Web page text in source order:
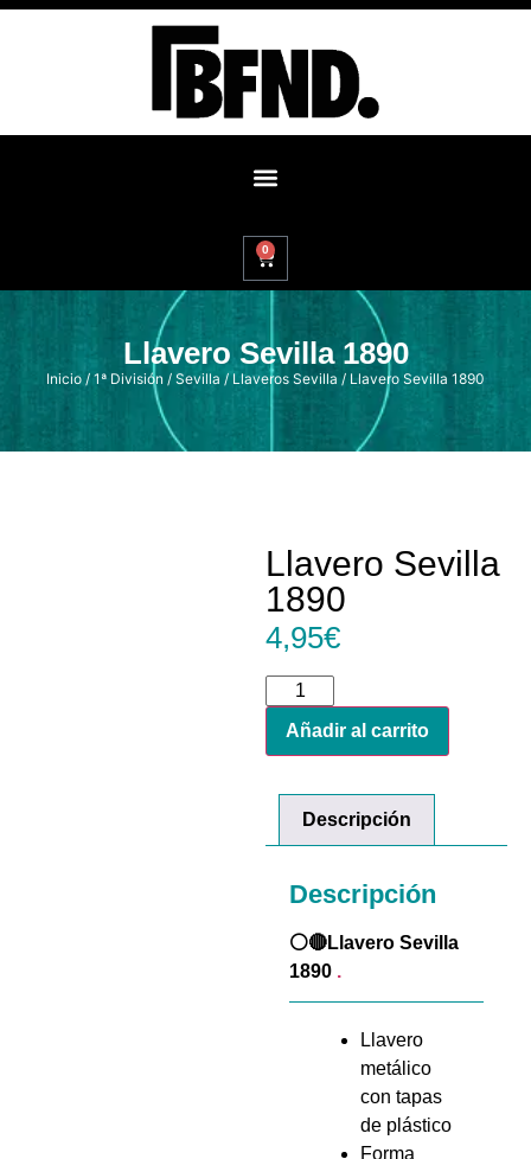
0
Llavero Sevilla 1890
Inicio / 1ª División / Sevilla /Llaveros Sevilla / Llavero Sevilla 1890
Llavero Sevilla
1890
4,95€
Añadir al carrito
Descripción
Descripción
⚪🔴Llavero Sevilla
1890 .
Llavero
metálico
con tapas
de plástico
Forma